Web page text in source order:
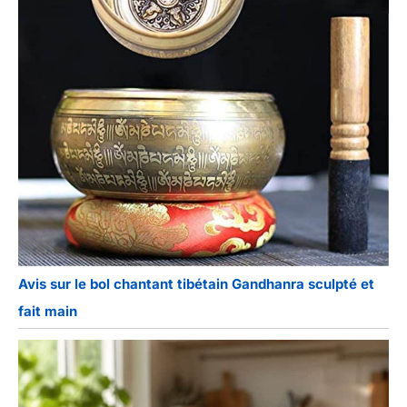
Avis sur le bol chantant tibétain Gandhanra sculpté et
fait main